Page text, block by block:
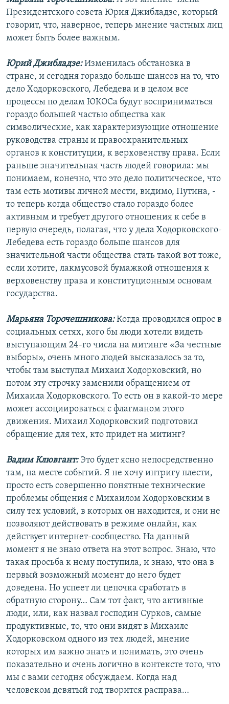
Президентского совета Юрия Джибладзе, который
говорит, что, наверное, теперь мнение частных лиц
может быть более важным.
Юрий Джибладзе:Изменилась обстановка в
стране, и сегодня гораздо больше шансов на то, что
дело Ходорковского, Лебедева и в целом все
процессы по делам ЮКОСа будут восприниматься
гораздо большей частью общества как
символические, как характеризующие отношение
руководства страны и правоохранительных
органов к конституции, к верховенству права. Если
раньше значительная часть людей говорила: мы
понимаем, конечно, что это дело политическое, что
там есть мотивы личной мести, видимо, Путина, -
то теперь когда общество стало гораздо более
активным и требует другого отношения к себе в
первую очередь, полагая, что у дела Ходорковского-
Лебедева есть гораздо больше шансов для
значительной части общества стать такой вот тоже,
если хотите, лакмусовой бумажкой отношения к
верховенству права и конституционным основам
государства.
Марьяна Торочешникова:Когда проводился опрос в
социальных сетях, кого бы люди хотели видеть
выступающим 24-го числа на митинге «За честные
выборы», очень много людей высказалось за то,
чтобы там выступал Михаил Ходорковский, но
потом эту строчку заменили обращением от
Михаила Ходорковского. То есть он в какой-то мере
может ассоциироваться с флагманом этого
движения. Михаил Ходорковский подготовил
обращение для тех, кто придет на митинг?
Вадим Клювгант:Это будет ясно непосредственно
там, на месте событий. Я не хочу интригу плести,
просто есть совершенно понятные технические
проблемы общения с Михаилом Ходорковским в
силу тех условий, в которых он находится, и они не
позволяют действовать в режиме онлайн, как
действует интернет-сообщество. На данный
момент я не знаю ответа на этот вопрос. Знаю, что
такая просьба к нему поступила, и знаю, что она в
первый возможный момент до него будет
доведена. Но успеет ли цепочка сработать в
обратную сторону… Сам тот факт, что активные
люди, или, как назвал господин Сурков, самые
продуктивные, то, что они видят в Михаиле
Ходорковском одного из тех людей, мнение
которых им важно знать и понимать, это очень
показательно и очень логично в контексте того, что
мы с вами сегодня обсуждаем. Когда над
человеком девятый год творится расправа…